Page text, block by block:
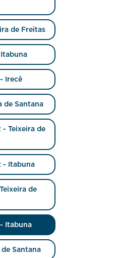
de Freitas
Irecê
de Santana
- Teixeira de
- Itabuna
de
Itabuna
Santana